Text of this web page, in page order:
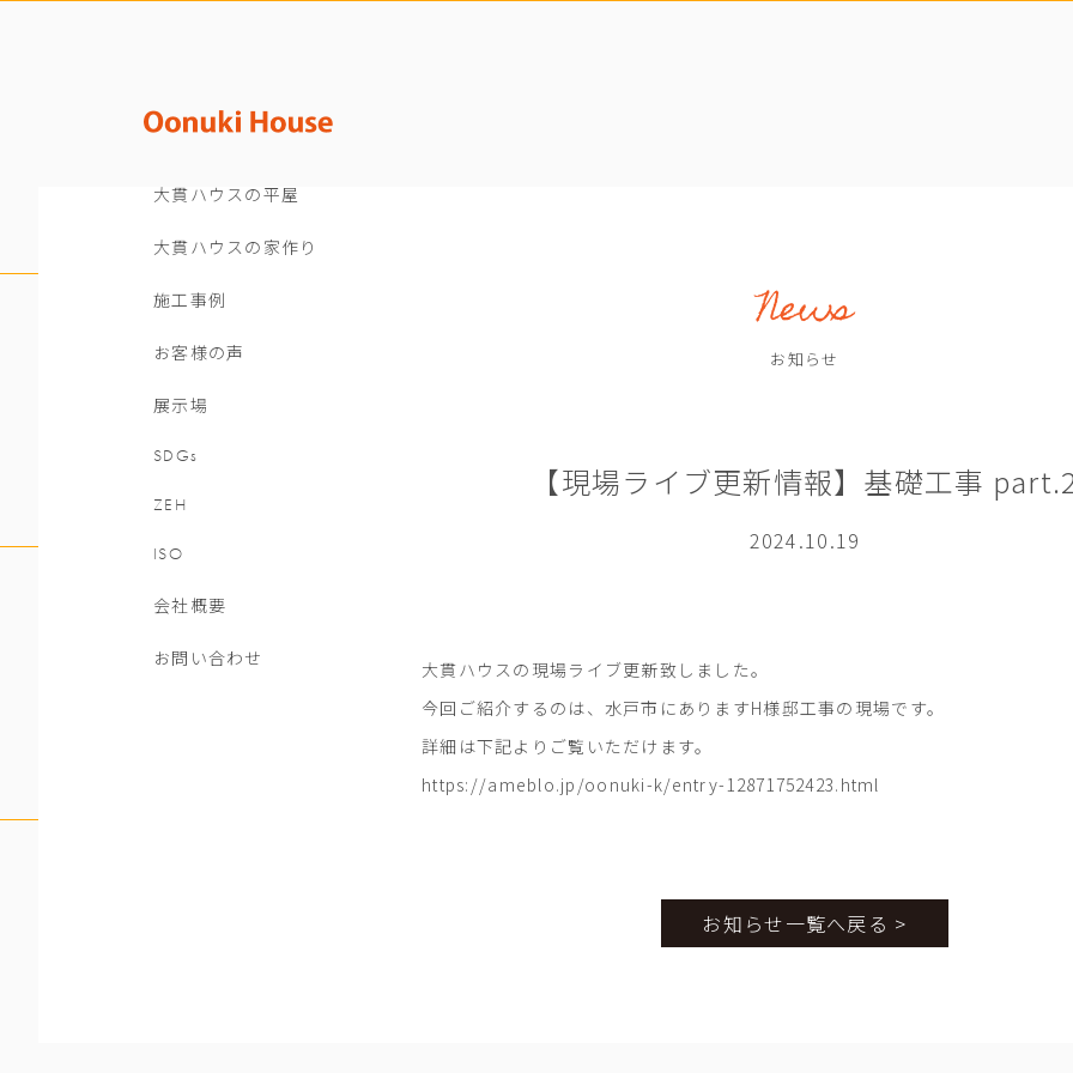
大貫ハウスの平屋
大貫ハウスの家作り
施工事例
お客様の声
展示場
SDGs
ZEH
ISO
会社概要
お問い合わせ
お知らせ
【現場ライブ更新情報】基礎工事
2024.10.19
大貫ハウスの現場ライブ更新致しました。
今回ご紹介するのは、水戸市にありますH様邸工事の現場です。
詳細は下記よりご覧いただけます。
https://ameblo.jp/oonuki-k/entry-12871752423.html
お知らせ一覧へ戻る >